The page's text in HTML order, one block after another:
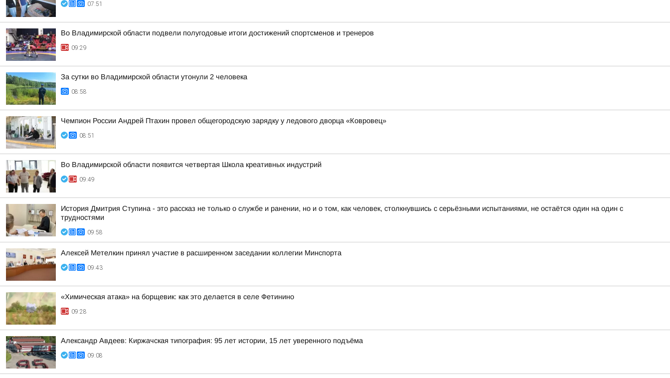
07:51
Во Владимирской области подвели полугодовые итоги достижений спортсменов и тренеров
09:29
За сутки во Владимирской области утонули 2 человека
08:58
Чемпион России Андрей Птахин провел общегородскую зарядку у ледового дворца «Ковровец»
08:51
Во Владимирской области появится четвертая Школа креативных индустрий
09:49
История Дмитрия Ступина - это рассказ не только о службе и ранении, но и о том, как человек, столкнувшись с серьёзными испытаниями, не остаётся один на один с
трудностями
09:58
Алексей Метелкин принял участие в расширенном заседании коллегии Минспорта
09:43
«Химическая атака» на борщевик: как это делается в селе Фетинино
09:28
Александр Авдеев: Киржачская типография: 95 лет истории, 15 лет уверенного подъёма
09:08